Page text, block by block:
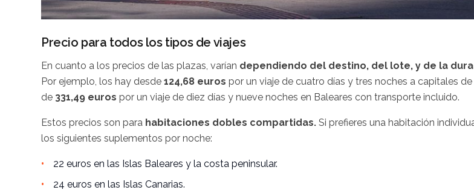
Precio para todos los tipos de viajes
En cuanto a los precios de las plazas, varían dependiendo del destino, del lote, y de la
Por ejemplo, los hay desde 124,68 euros por un viaje de cuatro días y tres noches a capitales
de 331,49 euros por un viaje de diez días y nueve noches en Baleares con transporte incluido.
Estos precios son para habitaciones dobles compartidas. Si prefieres una habitación
los siguientes suplementos por noche:
22 euros en las Islas Baleares y la costa peninsular.
24 euros en las Islas Canarias.